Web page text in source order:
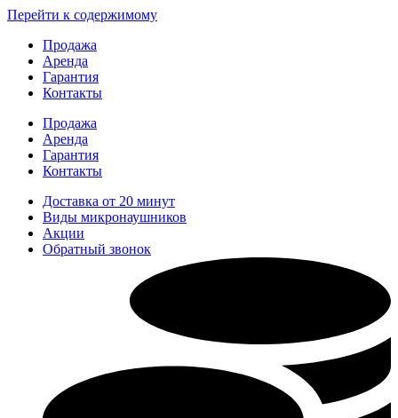
Перейти к содержимому
Продажа
Аренда
Гарантия
Контакты
Продажа
Аренда
Гарантия
Контакты
Доставка от 20 минут
Виды микронаушников
Акции
Обратный звонок